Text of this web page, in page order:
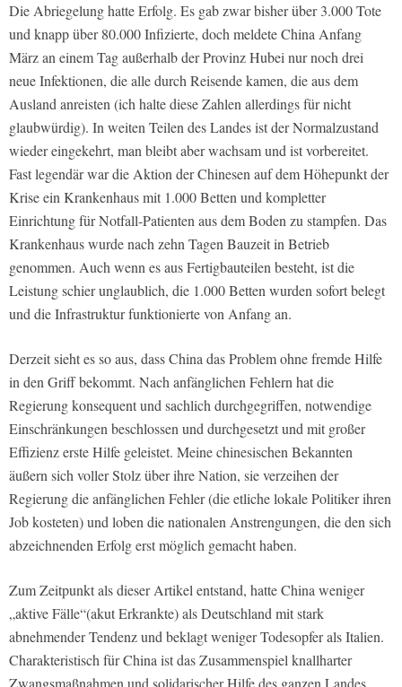
Die Abriegelung hatte Erfolg. Es gab zwar bisher über 3.000 Tote
und knapp über 80.000 Infizierte, doch meldete China Anfang
März an einem Tag außerhalb der Provinz Hubei nur noch drei
neue Infektionen, die alle durch Reisende kamen, die aus dem
Ausland anreisten (ich halte diese Zahlen allerdings für nicht
glaubwürdig). In weiten Teilen des Landes ist der Normalzustand
wieder eingekehrt, man bleibt aber wachsam und ist vorbereitet.
Fast legendär war die Aktion der Chinesen auf dem Höhepunkt der
Krise ein Krankenhaus mit 1.000 Betten und kompletter
Einrichtung für Notfall-Patienten aus dem Boden zu stampfen. Das
Krankenhaus wurde nach zehn Tagen Bauzeit in Betrieb
genommen. Auch wenn es aus Fertigbauteilen besteht, ist die
Leistung schier unglaublich, die 1.000 Betten wurden sofort belegt
und die Infrastruktur funktionierte von Anfang an.
Derzeit sieht es so aus, dass China das Problem ohne fremde Hilfe
in den Griff bekommt. Nach anfänglichen Fehlern hat die
Regierung konsequent und sachlich durchgegriffen, notwendige
Einschränkungen beschlossen und durchgesetzt und mit großer
Effizienz erste Hilfe geleistet. Meine chinesischen Bekannten
äußern sich voller Stolz über ihre Nation, sie verzeihen der
Regierung die anfänglichen Fehler (die etliche lokale Politiker ihren
Job kosteten) und loben die nationalen Anstrengungen, die den sich
abzeichnenden Erfolg erst möglich gemacht haben.
Zum Zeitpunkt als dieser Artikel entstand, hatte China weniger
„aktive Fälle“(akut Erkrankte) als Deutschland mit stark
abnehmender Tendenz und beklagt weniger Todesopfer als Italien.
Charakteristisch für China ist das Zusammenspiel knallharter